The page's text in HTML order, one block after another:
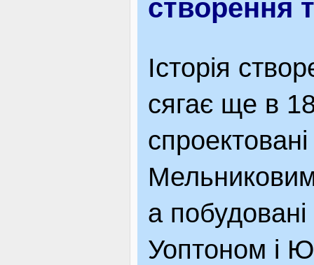
створення
Історія
сягає ще в
а
Уоптоном і